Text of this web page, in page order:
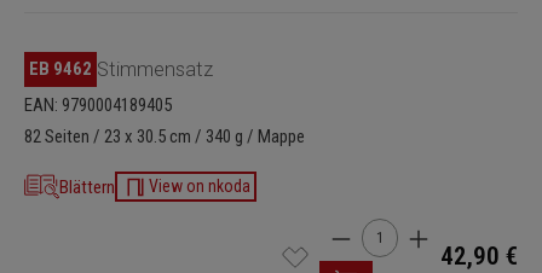
EB 9462 Stimmensatz
EAN: 9790004189405
82 Seiten / 23 x 30.5 cm / 340 g / Mappe
Blättern View on nkoda
Produkt Anzahl: Gib
42,90 €